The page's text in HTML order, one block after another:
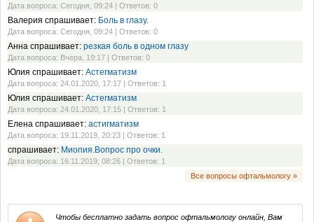
Дата вопроса: Сегодня, 09:24 | Ответов: 0
Валерия спрашивает: Боль в глазу.
Дата вопроса: Сегодня, 09:24 | Ответов: 0
Анна спрашивает: резкая боль в одном глазу
Дата вопроса: Вчера, 19:17 | Ответов: 0
Юлия спрашивает: Астегматизм
Дата вопроса: 24.01.2020, 17:17 | Ответов: 1
Юлия спрашивает: Астегматизм
Дата вопроса: 24.01.2020, 17:15 | Ответов: 1
Елена спрашивает: астигматизм
Дата вопроса: 19.11.2019, 20:23 | Ответов: 1
спрашивает: Миопия.Вопрос про очки.
Дата вопроса: 16.11.2019, 08:26 | Ответов: 1
Все вопросы офтальмологу »
Чтобы бесплатно задать вопрос офтальмологу онлайн, Вам